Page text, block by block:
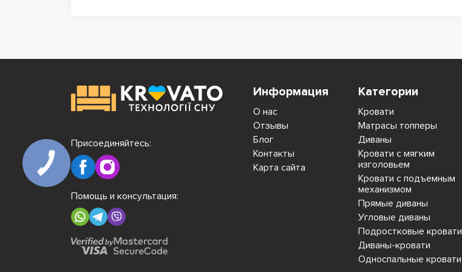
Информация
О нас
Отзывы
Блог
Контакты
Карта сайта
Категории
Кровати
Матрасы топперы
Диваны
Кровати с мягким
изголовьем
Кровати с подъемным
механизмом
Прямые диваны
Угловые диваны
Подростковые кровати
Диваны-кровати
Односпальные кровати
Присоединяйтесь:
Помощь и консультация: